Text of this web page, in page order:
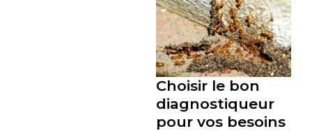
Choisir le bon
diagnostiqueur
pour vos besoins